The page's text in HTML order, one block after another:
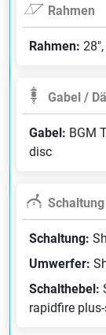
Rahmen
Rahmen:
Gabel /
Gabel: BGM
disc
Schaltung
Schaltung:
Umwerfer:
Schalthebel:
rapidfire